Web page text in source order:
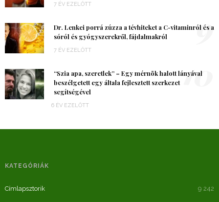
7 ÉV EZELŐTT
Dr. Lenkei porrá zúzza a tévhiteket a C-vitaminról és a
sóról és gyógyszerekről, fájdalmakról
7 ÉV EZELŐTT
9
“Szia apa, szeretlek” – Egy mérnök halott lányával
beszélgetett egy általa fejlesztett szerkezet
segítségével
6 ÉV EZELŐTT
10
KATEGÓRIÁK
Címlapsztorik 9 242